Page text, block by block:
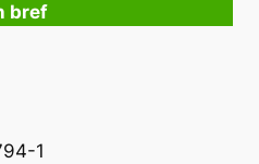
bref
1